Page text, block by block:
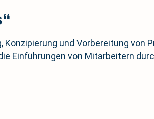
und Vorbereitung von
Einführungen von Mitarbeitern